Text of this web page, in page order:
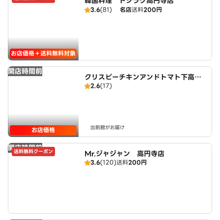
お店価格＋送料無料対象
3.6(81) 名店送料200円
開店時間前
お店価格
クリスピーチキンアンドトマト下高井
戸 CRISPY CHICKEN N' TOMAT
2.6(17)
出前館がお届け
開店時間前
送料無料クーポン Mr.ジャジャン 高円寺店
3.6(120)送料200円